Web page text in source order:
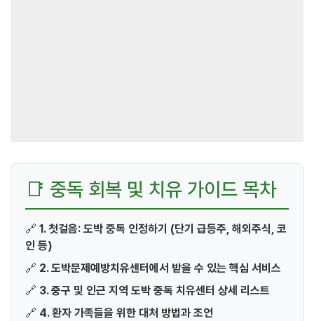
📑 중독 회복 및 치유 가이드 목차
🔗 1. 첫걸음: 도박 중독 인정하기 (단기 급등주, 해외주식, 코
인 등)
🔗 2. 도박문제예방치유센터에서 받을 수 있는 핵심 서비스
🔗 3. 중구 및 인근 지역 도박 중독 치유센터 상세 리스트
🔗 4. 환자 가족들을 위한 대처 방법과 조언